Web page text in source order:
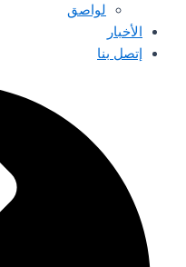
لواصق
الأخبار
إتصل بنا